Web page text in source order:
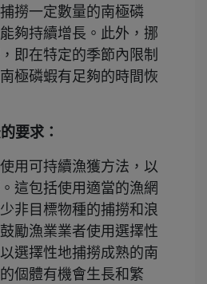
撈一定數量的南極磷
夠持續增長。此外，挪
即在特定的季節內限制
極磷蝦有足夠的時間恢
要求：
用可持續漁獲方法，以
這包括使用適當的漁網
非目標物種的捕撈和浪
勵漁業業者使用選擇性
選擇性地捕撈成熟的南
個體有機會生長和繁